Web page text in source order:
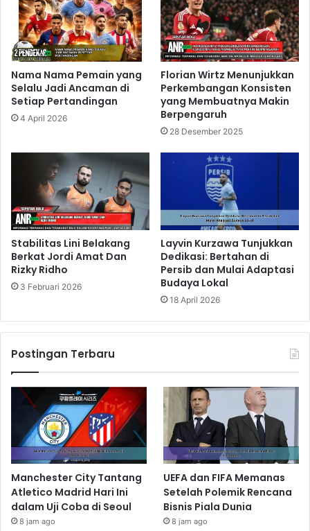
Nama Nama Pemain yang
Selalu Jadi Ancaman di
Setiap Pertandingan
4 April 2026
Florian Wirtz Menunjukkan
Perkembangan Konsisten
yang Membuatnya Makin
Berpengaruh
28 Desember 2025
Stabilitas Lini Belakang
Berkat Jordi Amat Dan
Rizky Ridho
3 Februari 2026
Layvin Kurzawa Tunjukkan
Dedikasi: Bertahan di
Persib dan Mulai Adaptasi
Budaya Lokal
18 April 2026
Postingan Terbaru
Manchester City Tantang
Atletico Madrid Hari Ini
dalam Uji Coba di Seoul
8 jam ago
UEFA dan FIFA Memanas
Setelah Polemik Rencana
Bisnis Piala Dunia
8 jam ago